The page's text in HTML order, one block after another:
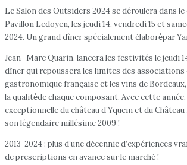
Le Salon des Outsiders 2024 se déroulera dans
Pavillon Ledoyen, les jeudi 14, vendredi 15 et
2024. Un grand dîner spécialement élaboré́par
Jean- Marc Quarin, lancera les festivités le jeudi
dîner qui repoussera les limites des associations
gastronomique française et les vins de
la qualité́de chaque composant. Avec cette
exceptionnelle du château d’Yquem et du
son légendaire millésime 2009 !
2013-2024 : plus d’une décennie d’expériences
de prescriptions en avance sur le marché !